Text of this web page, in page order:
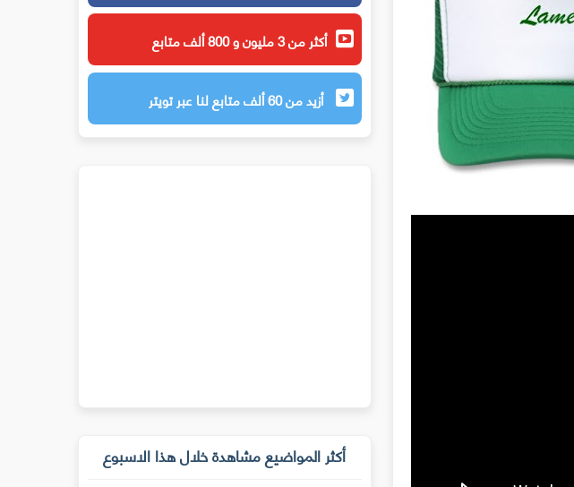
أكثر من 3 مليون و 800 ألف متابع
أزيد من 60 ألف متابع لنا عبر تويتر
أكثر المواضيع مشاهدة خلال هذا الاسبوع